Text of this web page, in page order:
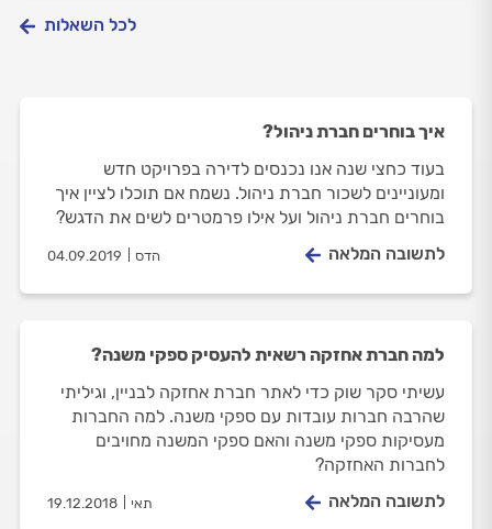
לכל השאלות
איך בוחרים חברת ניהול?
בעוד כחצי שנה אנו נכנסים לדירה בפרויקט חדש
ומעוניינים לשכור חברת ניהול. נשמח אם תוכלו לציין איך
בוחרים חברת ניהול ועל אילו פרמטרים לשים את הדגש?
הדס 04.09.2019 לתשובה המלאה
למה חברת אחזקה רשאית להעסיק ספקי משנה?
עשיתי סקר שוק כדי לאתר חברת אחזקה לבניין, וגיליתי
שהרבה חברות עובדות עם ספקי משנה. למה החברות
מעסיקות ספקי משנה והאם ספקי המשנה מחויבים
לחברות האחזקה?
תאי 19.12.2018 לתשובה המלאה